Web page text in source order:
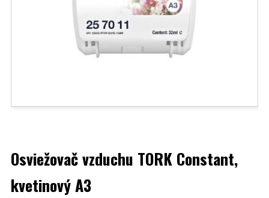
Osviežovač vzduchu TORK Constant,
kvetinový A3